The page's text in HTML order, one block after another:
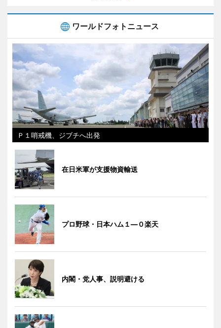
ワールドフォトニュース
Ｐ１哨戒機、ジブチへ出発
在日米軍が支援物資輸送
プロ野球・日本ハム１―０楽天
内閣・党人事、説明避ける